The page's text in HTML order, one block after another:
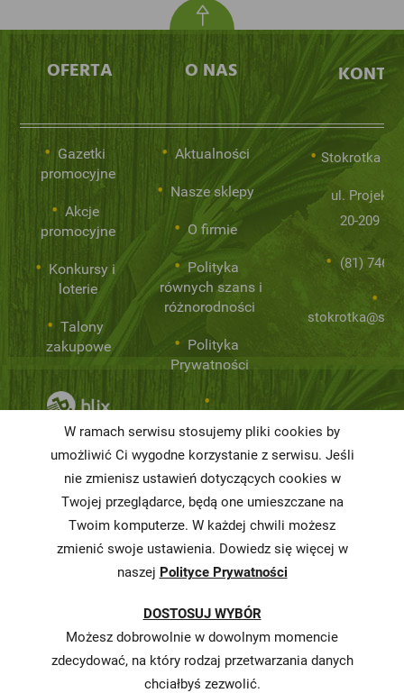
OFERTA
Gazetki
promocyjne
Akcje
promocyjne
Konkursy i
loterie
Talony
zakupowe
O NAS
Aktualności
Nasze sklepy
O firmie
Polityka
równych szans i
różnorodności
Polityka
Prywatności
żywności
Informacja o
realizowanej
strategii
podatkowej
Karty
Butelkomaty
Stokrotka
ul.
20-209
(81) 746
W ramach serwisu stosujemy pliki cookies by
umożliwić Ci wygodne korzystanie z serwisu. Jeśli
nie zmienisz ustawień dotyczących cookies w
Twojej przeglądarce, będą one umieszczane na
Twoim komputerze. W każdej chwili możesz
zmienić swoje ustawienia. Dowiedz się więcej w
naszej Polityce Prywatności
DOSTOSUJ WYBÓR
Możesz dobrowolnie w dowolnym momencie
zdecydować, na który rodzaj przetwarzania danych
chciałbyś zezwolić.